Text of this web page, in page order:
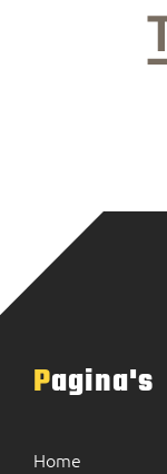
Pagina's
Home